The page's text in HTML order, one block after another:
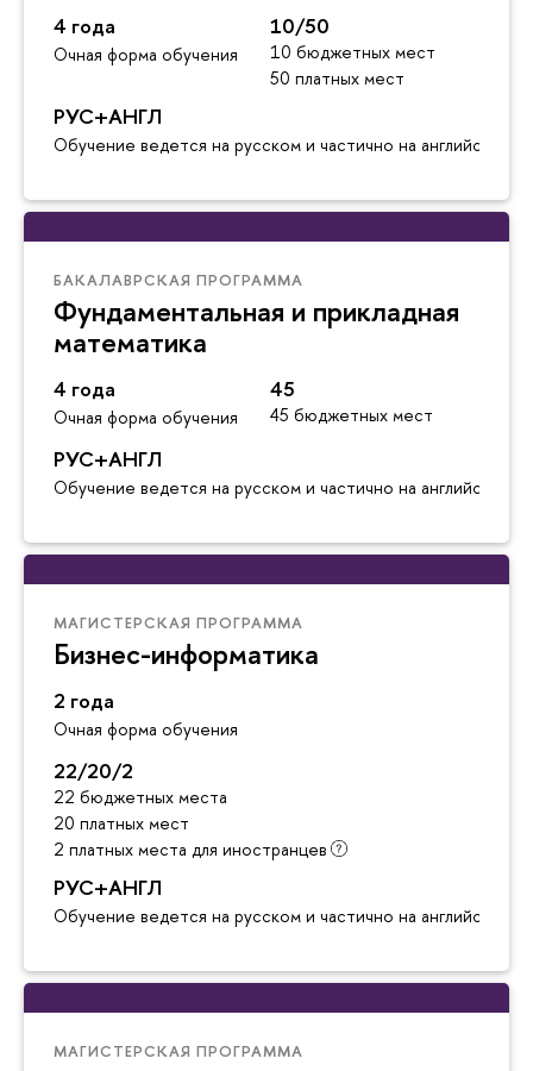
4 года
Очная форма обучения
10/50
10 бюджетных мест
50 платных мест
РУС+АНГЛ
Обучение ведется на русском и частично на английском
БАКАЛАВРСКАЯ ПРОГРАММА
Фундаментальная и прикладная
математика
4 года
Очная форма обучения
45
45 бюджетных мест
РУС+АНГЛ
Обучение ведется на русском и частично на английском
МАГИСТЕРСКАЯ ПРОГРАММА
Бизнес-информатика
2 года
Очная форма обучения
22/20/2
22 бюджетных места
20 платных мест
2 платных места для иностранцев
РУС+АНГЛ
Обучение ведется на русском и частично на английском
МАГИСТЕРСКАЯ ПРОГРАММА